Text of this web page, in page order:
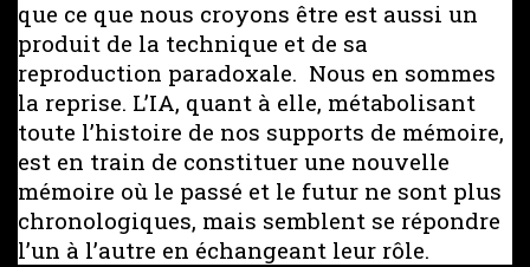
que ce que nous croyons être est aussi un
produit de la technique et de sa
reproduction paradoxale. Nous en sommes
la reprise. L’IA, quant à elle, métabolisant
toute l’histoire de nos supports de mémoire,
est en train de constituer une nouvelle
mémoire où le passé et le futur ne sont plus
chronologiques, mais semblent se répondre
l’un à l’autre en échangeant leur rôle.